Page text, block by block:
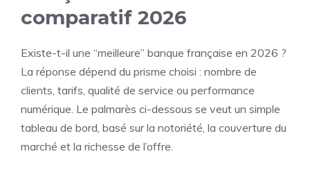
comparatif 2026
Existe-t-il une “meilleure” banque française en 2026 ?
La réponse dépend du prisme choisi : nombre de
clients, tarifs, qualité de service ou performance
numérique. Le palmarès ci-dessous se veut un simple
tableau de bord, basé sur la notoriété, la couverture du
marché et la richesse de l’offre.